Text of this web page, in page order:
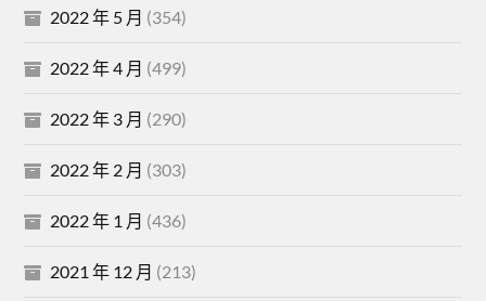
2022 年 5 月 (354)
2022 年 4 月 (499)
2022 年 3 月 (290)
2022 年 2 月 (303)
2022 年 1 月 (436)
2021 年 12 月 (213)